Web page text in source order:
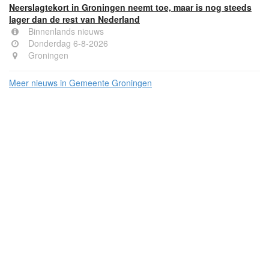
Neerslagtekort in Groningen neemt toe, maar is nog steeds
lager dan de rest van Nederland
Binnenlands nieuws
Donderdag 6-8-2026
Groningen
Meer nieuws in Gemeente Groningen